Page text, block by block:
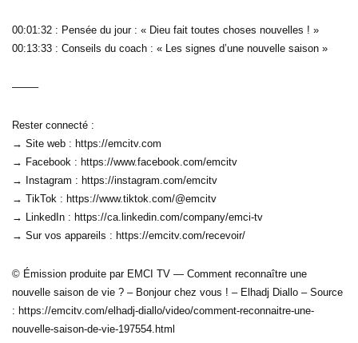
00:01:32 : Pensée du jour : « Dieu fait toutes choses nouvelles ! »
00:13:33 : Conseils du coach : « Les signes d’une nouvelle saison »
——–
Rester connecté :
→ Site web : https://emcitv.com
→ Facebook : https://www.facebook.com/emcitv
→ Instagram : https://instagram.com/emcitv
→ TikTok : https://www.tiktok.com/@emcitv
→ LinkedIn : https://ca.linkedin.com/company/emci-tv
→ Sur vos appareils : https://emcitv.com/recevoir/
© Émission produite par EMCI TV — Comment reconnaître une
nouvelle saison de vie ? – Bonjour chez vous ! – Elhadj Diallo – Source
: https://emcitv.com/elhadj-diallo/video/comment-reconnaitre-une-
nouvelle-saison-de-vie-197554.html